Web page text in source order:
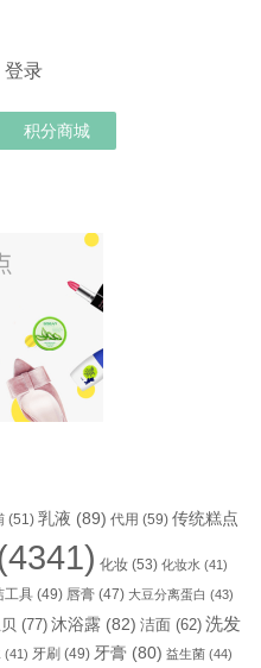
登录
积分商城
(51) 乳液 (89) 代用 (59) 传统糕点
化妆 (53) 化妆水 (41)
工具 (49) 唇膏 (47) 大豆分离蛋白 (43)
(77) 沐浴露 (82) 洁面 (62) 洗发
(41) 牙刷 (49) 牙膏 (80) 益生菌 (44)